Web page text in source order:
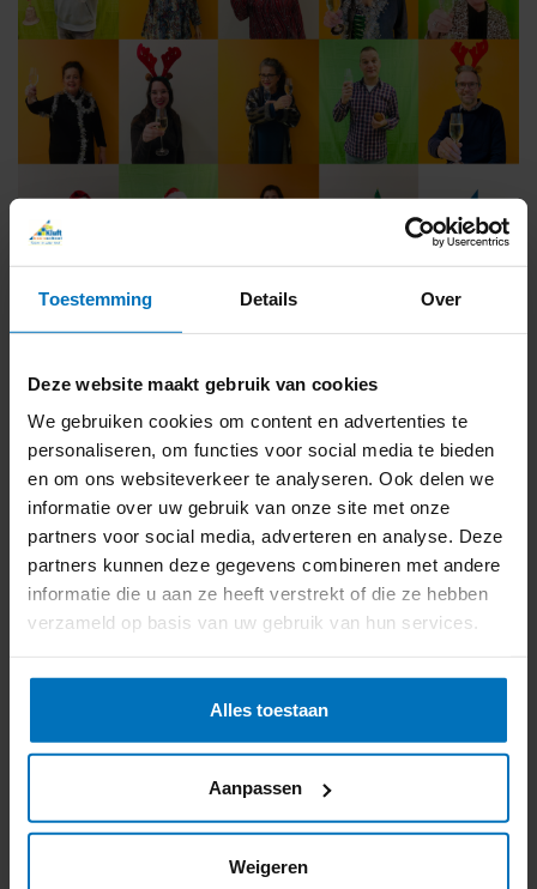
Toestemming Details Over
Deze website maakt gebruik van cookies
We gebruiken cookies om content en advertenties te
personaliseren, om functies voor social media te bieden
en om ons websiteverkeer te analyseren. Ook delen we
informatie over uw gebruik van onze site met onze
partners voor social media, adverteren en analyse. Deze
partners kunnen deze gegevens combineren met andere
informatie die u aan ze heeft verstrekt of die ze hebben
verzameld op basis van uw gebruik van hun services.
Alles toestaan
Aanpassen
Weigeren
Schoolfolder (PDF)
Stichting Meerwerf